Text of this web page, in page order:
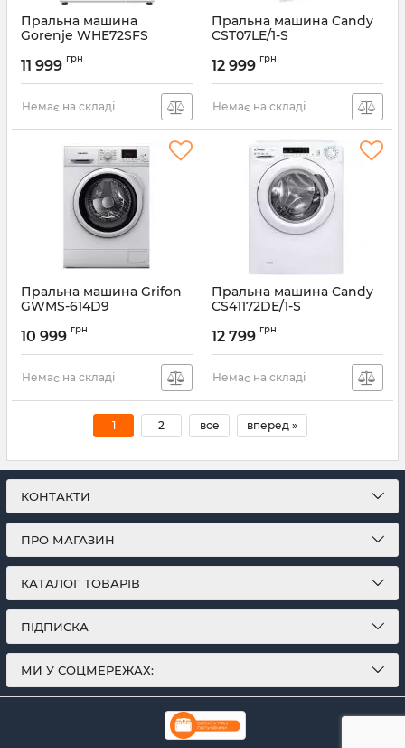
Пральна машина
Gorenje WHE72SFS
11 999 грн
Немає на складі
Пральна машина Candy
CST07LE/1-S
12 999 грн
Немає на складі
Пральна машина Grifon
GWMS-614D9
10 999 грн
Немає на складі
Пральна машина Candy
CS41172DE/1-S
12 799 грн
Немає на складі
1 2 все вперед »
КОНТАКТИ
ПРО МАГАЗИН
КАТАЛОГ ТОВАРІВ
ПІДПИСКА
МИ У СОЦМЕРЕЖАХ: